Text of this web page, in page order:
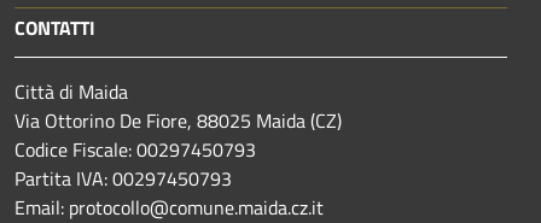
CONTATTI
Città di Maida
Via Ottorino De Fiore, 88025 Maida (CZ)
Codice Fiscale: 00297450793
Partita IVA: 00297450793
Email: protocollo@comune.maida.cz.it